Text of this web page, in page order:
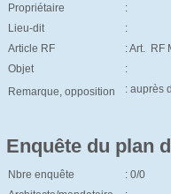
Propriétaire
:
Lieu-dit
:
Article RF
: Art. RF
Objet
:
Remarque, opposition
: auprès
Enquête du plan
Nbre enquête
: 0/0